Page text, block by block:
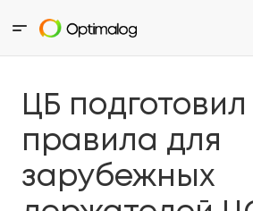
ЦБ подготовил
правила для
зарубежных